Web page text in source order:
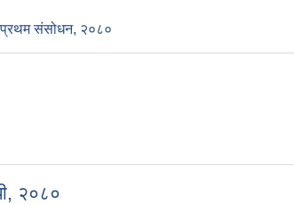
प्रथम संसोधन, २०८०
२०८०